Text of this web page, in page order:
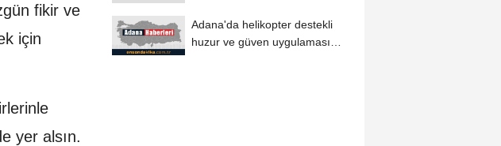
fikir ve
için
yer alsın.
Espriella...
Adana'da helikopter destekli
huzur ve güven uygulaması